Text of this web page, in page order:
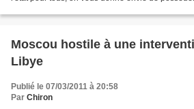
Moscou hostile à une
Libye
Publié le 07/03/2011 à 20:58
Par Chiron